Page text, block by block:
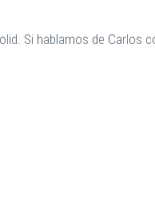
Si hablamos de Carlos